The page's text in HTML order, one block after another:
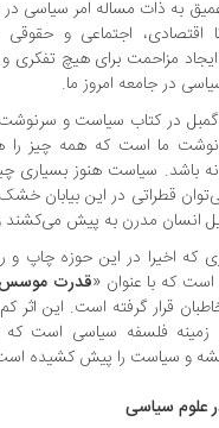
به ذات مساله امر سیاسی
اقتصادی، اجتماعی و
مزاحمت برای هیچ تفکری
در جامعه امروز ما.
گمبل در کتاب سیاست و
ما است که همه چیز را
باشد. سیاست هنوز بسیاری
قطراتی در این بیابان
انسان مدرن به پیش می‌کشند
که اخیرا در این حوزه چاپ و
که با عنوان «قدرت
قرار گرفته است. این اثر
زمینه فلسفه سیاسی است
و سیاست را پیش کشیده
علوم سیاسی